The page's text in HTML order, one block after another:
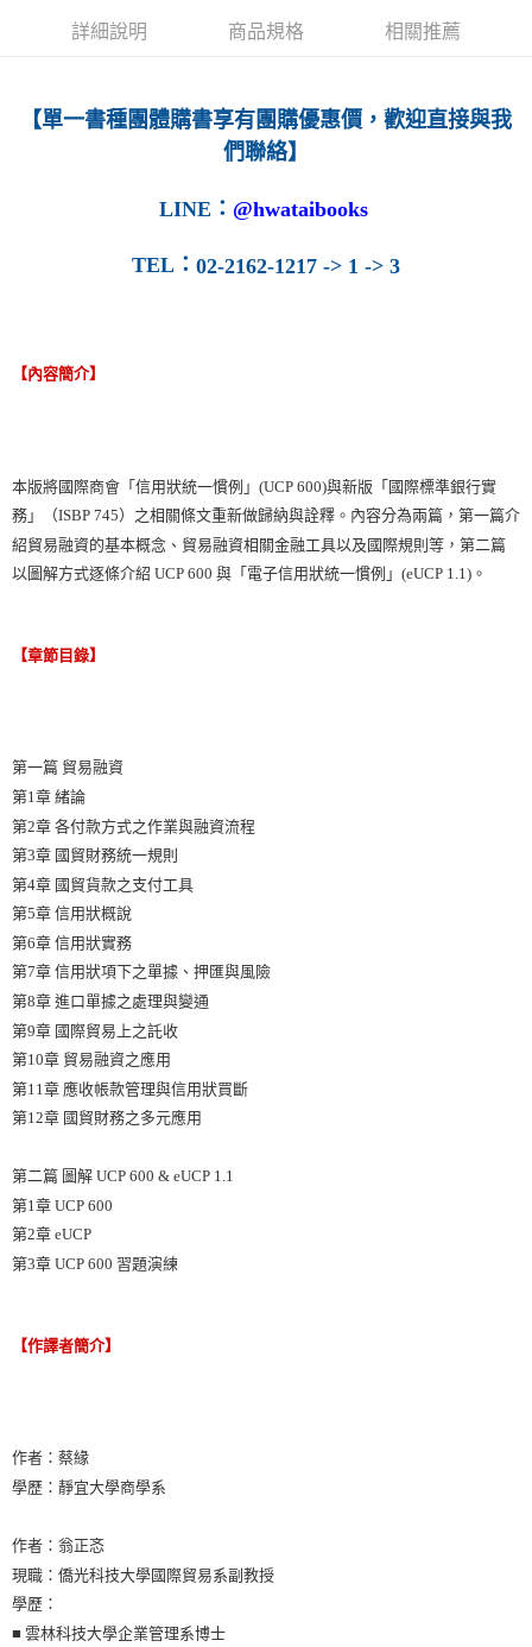
宅配-台灣本島
每筆NT$160
詳細說明 商品規格 相關推薦
【單一書種團體購書享有團購優惠價，歡迎直接與我
們聯絡】
LINE ： @hwataibooks
TEL ： 02-2162-1217 -> 1 -> 3
【內容簡介】
本版將國際商會「信用狀統一慣例」(UCP 600)與新版「國際標準銀行實
務」（ISBP 745）之相關條文重新做歸納與詮釋。內容分為兩篇，第一篇介
紹貿易融資的基本概念、貿易融資相關金融工具以及國際規則等，第二篇
以圖解方式逐條介紹 UCP 600 與「電子信用狀統一慣例」(eUCP 1.1)。
【章節目錄】
第一篇 貿易融資
第1章 緒論
第2章 各付款方式之作業與融資流程
第3章 國貿財務統一規則
第4章 國貿貨款之支付工具
第5章 信用狀概說
第6章 信用狀實務
第7章 信用狀項下之單據、押匯與風險
第8章 進口單據之處理與變通
第9章 國際貿易上之託收
第10章 貿易融資之應用
第11章 應收帳款管理與信用狀買斷
第12章 國貿財務之多元應用
第二篇 圖解 UCP 600 & eUCP 1.1
第1章 UCP 600
第2章 eUCP
第3章 UCP 600 習題演練
【作譯者簡介】
作者：蔡緣
學歷：靜宜大學商學系
作者：翁正忞
現職：僑光科技大學國際貿易系副教授
學歷：
■ 雲林科技大學企業管理系博士